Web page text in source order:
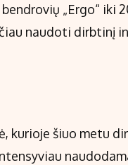
„Ergo“ iki
naudoti dirbtinį
kurioje šiuo metu